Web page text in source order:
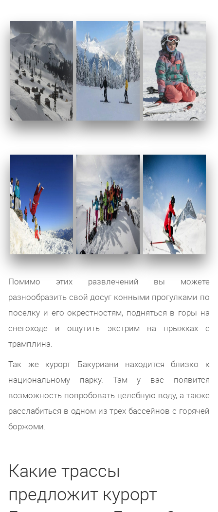
Помимо этих развлечений вы можете
разнообразить свой досуг конными прогулками по
поселку и его окрестностям, подняться в горы на
снегоходе и ощутить экстрим на прыжках с
трамплина.
Так же курорт Бакуриани находится близко к
национальному парку. Там у вас появится
возможность попробовать целебную воду, а также
расслабиться в одном из трех бассейнов с горячей
боржоми.
Какие трассы
предложит курорт